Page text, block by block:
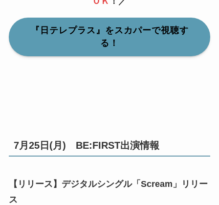
『 日テレプラス』をスカパーで視聴す
る！
7月25日(月) BE:FIRST出演情報
【リリース】デジタルシングル「Scream」リリー
ス